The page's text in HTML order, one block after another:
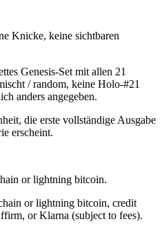
Knicke, keine sichtbaren
Genesis-Set mit allen 21
/ random, keine Holo-#21
anders angegeben.
die erste vollständige Ausgabe
erscheint.
or lightning bitcoin.
or lightning bitcoin, credit
or Klarna (subject to fees).